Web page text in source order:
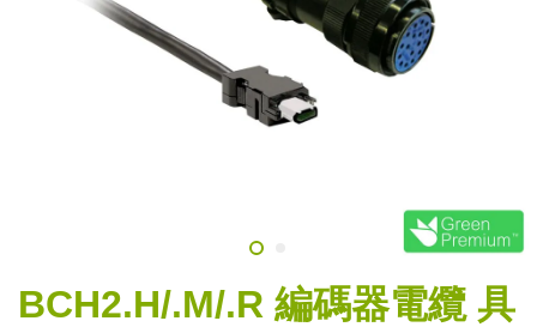
BCH2.H/.M/.R 編碼器電纜 具